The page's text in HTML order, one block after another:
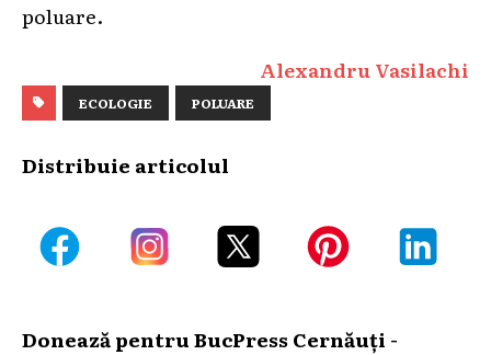
poluare.
Alexandru Vasilachi
ECOLOGIE POLUARE
Distribuie articolul
Donează pentru BucPress Cernăuți -